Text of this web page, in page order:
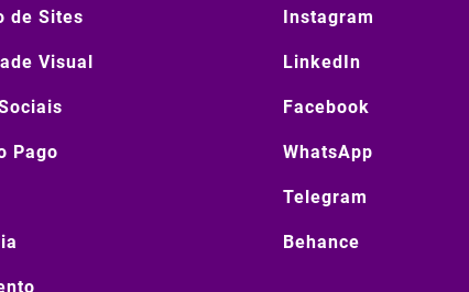
de Sites
Visual
Pago
Instagram
LinkedIn
Facebook
WhatsApp
Telegram
Behance